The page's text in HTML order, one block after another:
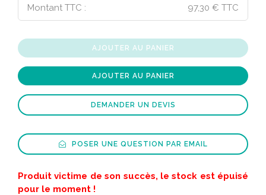
Montant TTC : 97,30 € TTC
AJOUTER AU PANIER
AJOUTER AU PANIER
DEMANDER UN DEVIS
POSER UNE QUESTION PAR EMAIL
Produit victime de son succès, le stock est épuisé
pour le moment !